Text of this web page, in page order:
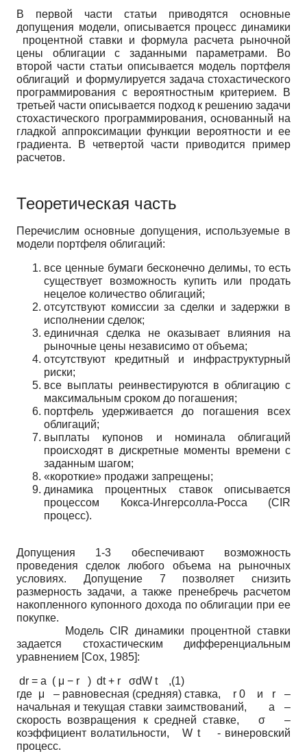
В первой части статьи приводятся основные
допущения модели, описывается процесс динамики
процентной ставки и формула расчета рыночной
цены облигации с заданными параметрами. Во
второй части статьи описывается модель портфеля
облигаций и формулируется задача стохастического
программирования с вероятностным критерием. В
третьей части описывается подход к решению задачи
стохастического программирования, основанный на
гладкой аппроксимации функции вероятности и ее
градиента. В четвертой части приводится пример
расчетов.
Теоретическая часть
Перечислим основные допущения, используемые в
модели портфеля облигаций:
все ценные бумаги бесконечно делимы, то есть
существует возможность купить или продать
нецелое количество облигаций;
отсутствуют комиссии за сделки и задержки в
исполнении сделок;
единичная сделка не оказывает влияния на
рыночные цены независимо от объема;
отсутствуют кредитный и инфраструктурный
риски;
все выплаты реинвестируются в облигацию с
максимальным сроком до погашения;
портфель удерживается до погашения всех
облигаций;
выплаты купонов и номинала облигаций
происходят в дискретные моменты времени с
заданным шагом;
«короткие» продажи запрещены;
динамика процентных ставок описывается
процессом Кокса-Ингерсолла-Росса (CIR
процесс).
Допущения 1-3 обеспечивают возможность
проведения сделок любого объема на рыночных
условиях. Допущение 7 позволяет снизить
размерность задачи, а также пренебречь расчетом
накопленного купонного дохода по облигации при ее
покупке.
Модель CIR динамики процентной ставки
задается стохастическим дифференциальным
уравнением [Cox, 1985]:
dr = a ( μ − r ) dt + r σdW t ,(1)
где μ – равновесная (средняя) ставка, r 0 и r –
начальная и текущая ставки заимствований, a –
скорость возвращения к средней ставке, σ –
коэффициент волатильности, W t - винеровский
процесс.